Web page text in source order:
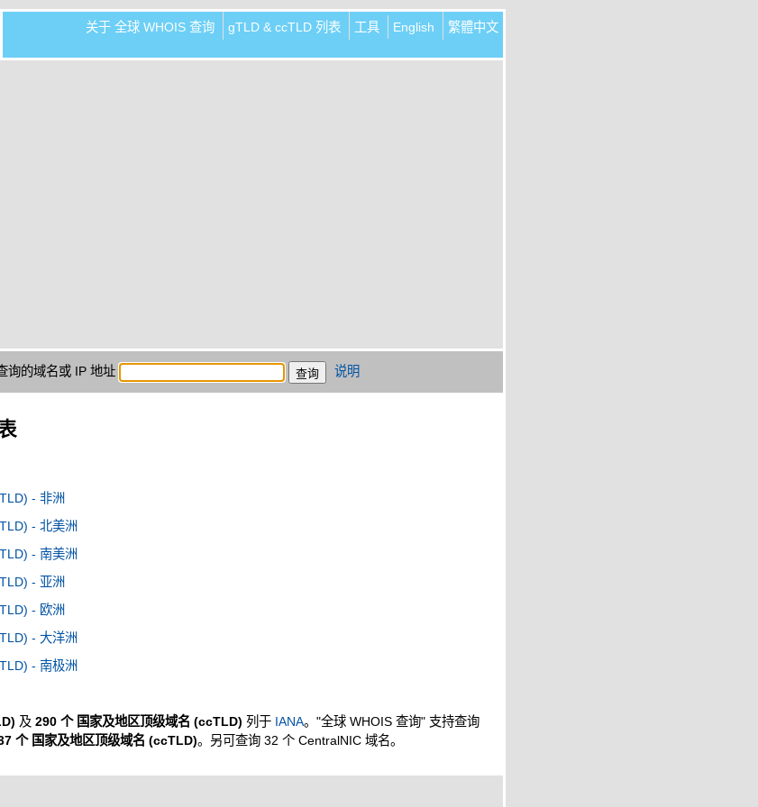
关于 全球 WHOIS 查询 gTLD & ccTLD 列表 工具 English 繁體中文
询的域名或 IP 地址 说明
- 非洲
- 北美洲
- 南美洲
- 亚洲
- 欧洲
- 大洋洲
- 南极洲
及 290 个 国家及地区顶级域名 (ccTLD) 列于 IANA。"全球 WHOIS 查询" 支持查询
个 国家及地区顶级域名 (ccTLD)。另可查询 32 个 CentralNIC 域名。